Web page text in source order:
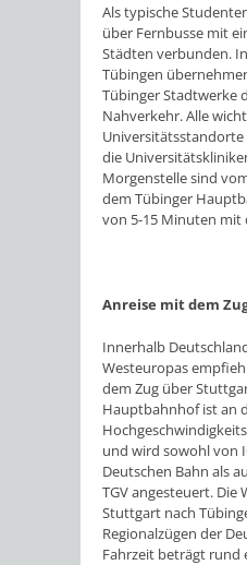
Als typische
über Fernbusse mit
Städten verbunden.
Tübingen
Tübinger Stadtwerke
Nahverkehr. Alle
Universitätsstandorte
die
Morgenstelle sind
dem Tübinger
von 5-15 Minuten mit
Anreise mit dem
Innerhalb
Westeuropas
dem Zug über
Hauptbahnhof ist an
und wird sowohl von
Deutschen Bahn als
TGV angesteuert. Die
Stuttgart nach
Regionalzügen der
Fahrzeit beträgt rund